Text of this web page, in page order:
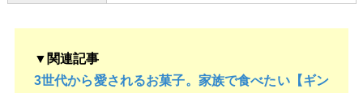
▼関連記事
3世代から愛されるお菓子。家族で食べたい【ギン